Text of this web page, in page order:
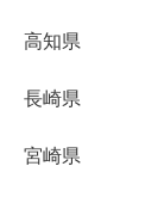
高知県
長崎県
宮崎県